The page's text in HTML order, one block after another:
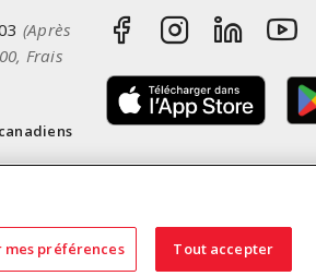
(Après
Frais
mes préférences Tout accepter